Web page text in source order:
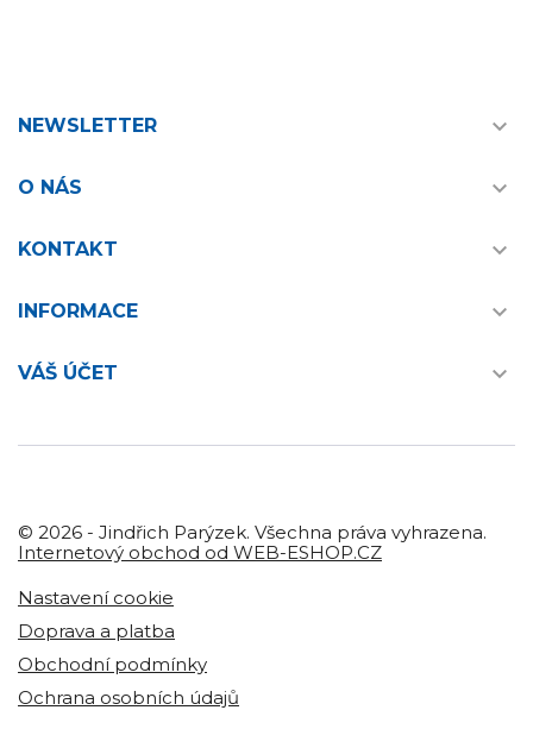
NEWSLETTER 
O NÁS 
KONTAKT 
INFORMACE 
VÁŠ ÚČET 
© 2026 - Jindřich Parýzek. Všechna práva vyhrazena.
Internetový obchod od WEB-ESHOP.CZ
Nastavení cookie
Doprava a platba
Obchodní podmínky
Ochrana osobních údajů